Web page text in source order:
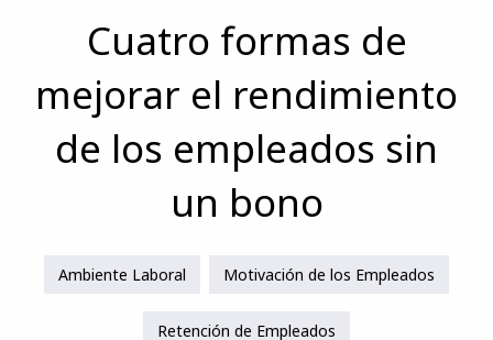
Cuatro formas de
mejorar el rendimiento
de los empleados sin
un bono
Ambiente Laboral Motivación de los Empleados
Retención de Empleados